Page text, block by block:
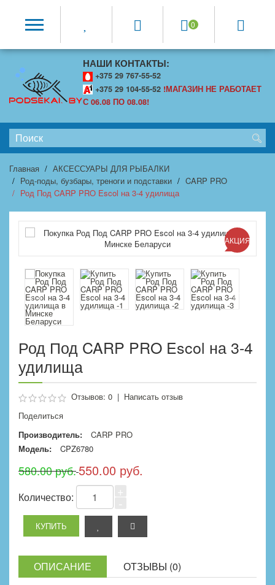
0
НАШИ КОНТАКТЫ:
+375 29 767-55-52
+375 29 104-55-52 !МАГАЗИН НЕ РАБОТАЕТ
С 06.08 ПО 08.08!
Главная
АКСЕССУАРЫ ДЛЯ РЫБАЛКИ
Род-поды, бузбары, треноги и подставки
CARP PRO
Род Под CARP PRO Escol на 3-4 удилища
АКЦИЯ
Род Под CARP PRO Escol на 3-4
удилища
Отзывов: 0 | Написать отзыв
Поделиться
Производитель:
CARP PRO
Модель:
CPZ6780
580.00 руб.550.00 руб.
Количество:
ОПИСАНИЕ ОТЗЫВЫ (0)